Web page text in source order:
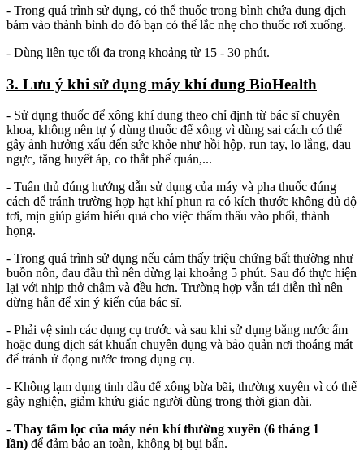
- Trong quá trình sử dụng, có thể thuốc trong bình chứa dung dịch
bám vào thành bình do đó bạn có thể lắc nhẹ cho thuốc rơi xuống.
- Dùng liên tục tối đa trong khoảng từ 15 - 30 phút.
3. Lưu ý khi sử dụng máy khí dung BioHealth
- Sử dụng thuốc để xông khí dung theo chỉ định từ bác sĩ chuyên
khoa, không nên tự ý dùng thuốc để xông vì dùng sai cách có thể
gây ảnh hưởng xấu đến sức khỏe như hồi hộp, run tay, lo lắng, đau
ngực, tăng huyết áp, co thắt phế quản,...
- Tuân thủ đúng hướng dẫn sử dụng của máy và pha thuốc đúng
cách để tránh trường hợp hạt khí phun ra có kích thước không đủ độ
tơi, mịn giúp giảm hiểu quả cho việc thẩm thấu vào phổi, thành
họng.
- Trong quá trình sử dụng nếu cảm thấy triệu chứng bất thường như
buồn nôn, đau đầu thì nên dừng lại khoảng 5 phút. Sau đó thực hiện
lại với nhịp thở chậm và đều hơn. Trường hợp vẫn tái diễn thì nên
dừng hẳn để xin ý kiến của bác sĩ.
- Phải vệ sinh các dụng cụ trước và sau khi sử dụng bằng nước ấm
hoặc dung dịch sát khuẩn chuyên dụng và bảo quản nơi thoáng mát
để tránh ứ đọng nước trong dụng cụ.
- Không lạm dụng tinh dầu để xông bừa bãi, thường xuyên vì có thể
gây nghiện, giảm khứu giác người dùng trong thời gian dài.
- Thay tấm lọc của máy nén khí thường xuyên (6 tháng 1
lần) để đảm bảo an toàn, không bị bụi bẩn.